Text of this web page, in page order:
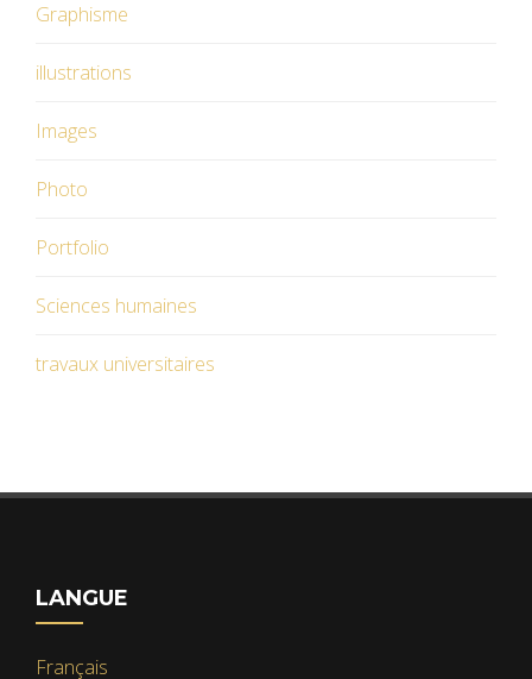
Graphisme
illustrations
Images
Photo
Portfolio
Sciences humaines
travaux universitaires
LANGUE
Français